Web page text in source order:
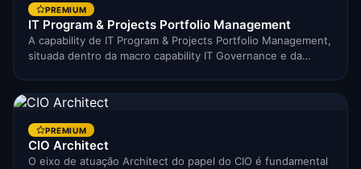
PREMIUM
IT Program & Projects Portfolio Management
A capability de IT Program & Projects Portfolio Management,
situada dentro da macro capability IT Governance e da…
PREMIUM
CIO Architect
O eixo de atuação Architect do papel do CIO é fundamental